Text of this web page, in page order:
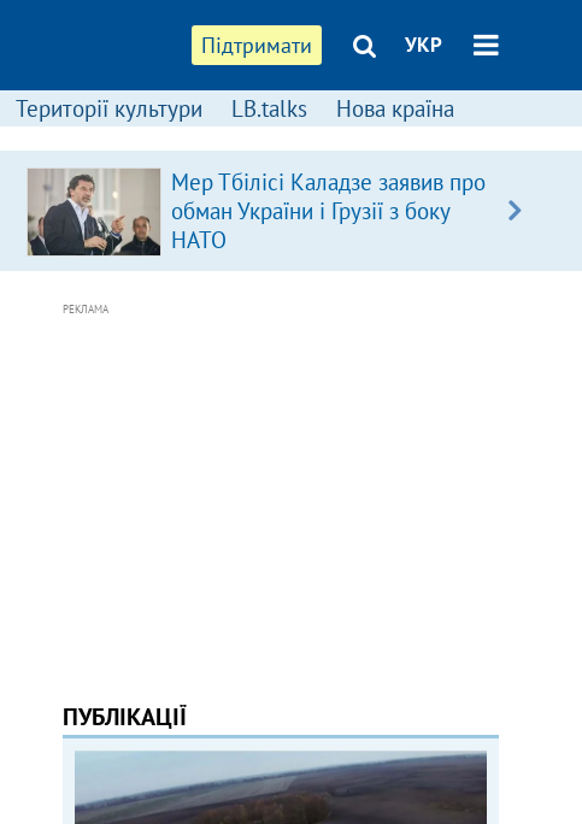
Підтримати УКР
Території культури LB.talks Нова країна
Мер Тбілісі Каладзе заявив про
обман України і Грузії з боку
НАТО
РЕКЛАМА
ПУБЛІКАЦІЇ